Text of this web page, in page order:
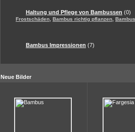
Haltung und Pflege von Bambussen (0)
Frostschäden Bambus richtig pflanzen
Bambus Impressionen (7)
Neue Bilder